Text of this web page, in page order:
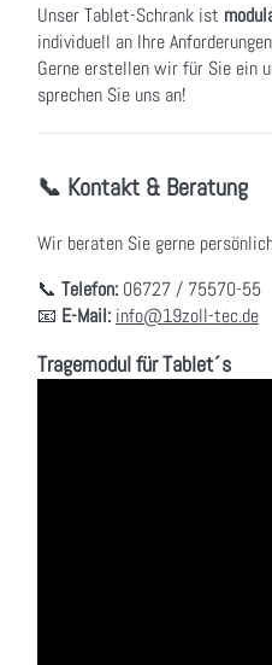
Unser Tablet-Schrank ist
individuell an Ihre
Gerne erstellen wir für Sie ein
sprechen Sie uns an!
📞 Kontakt & Beratung
Wir beraten Sie gerne
📞 Telefon: 06727 / 75570-55
📧 E-Mail: info@19zoll-tec.de
Tragemodul für Tablet´s